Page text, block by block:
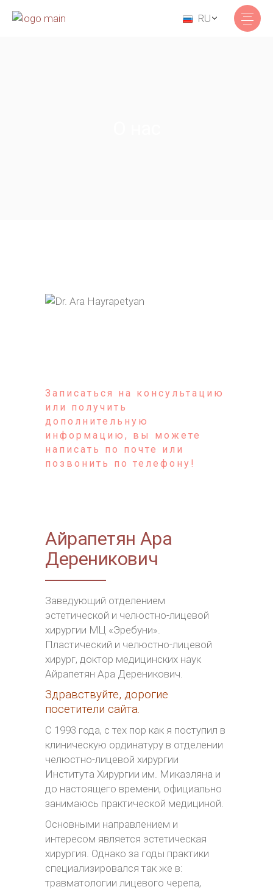
RU
Записаться на консультацию
или получить
дополнительную
информацию, вы можете
написать по почте или
позвонить по телефону!
Айрапетян Ара
Дереникович
Заведующий отделением
эстетической и челюстно-лицевой
хирургии МЦ «Эребуни».
Пластический и челюстно-лицевой
хирург, доктор медицинских наук
Айрапетян Ара Дереникович.
Здравствуйте, дорогие
посетители сайта.
С 1993 года, с тех пор как я поступил в
клиническую ординатуру в отделении
челюстно-лицевой хирургии
Института Хирургии им. Микаэляна и
до настоящего времени, официально
занимаюсь практической медициной.
Основными направлением и
интересом является эстетическая
хирургия. Однако за годы практики
специализировался так же в:
травматологии лицевого черепа,